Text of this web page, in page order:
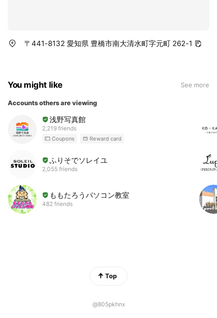
〒441-8132 愛知県 豊橋市南大清水町字元町 262-1
You might like See more
Accounts others are viewing
浅野写真館
2,219 friends
Coupons Reward card
ふりそでソレイユ
2,055 friends
ももたろうパソコン教室
482 friends
Top
@805pkhnx